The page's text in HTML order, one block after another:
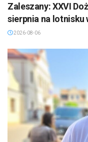
Zaleszany: XXVI
sierpnia na lotnisku
2026-08-06